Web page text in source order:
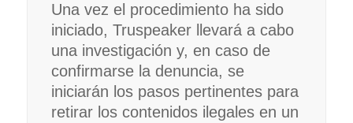
Una vez el procedimiento ha sido
iniciado, Truspeaker llevará a cabo
una investigación y, en caso de
confirmarse la denuncia, se
iniciarán los pasos pertinentes para
retirar los contenidos ilegales en un